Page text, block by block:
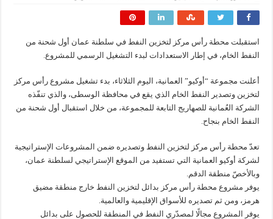
استقبلت محطة رأس مركز لتخزين النفط في سلطنة عمان أول شحنة من
النفط الخام، في إطار الاستعدادات لبدء التشغيل الرسمي للمشروع.
أعلنت مجموعة “أوكيو” العمانية، اليوم الثلاثاء، بدء تشغيل مشروع رأس مركز
لتخزين وتصدير النفط الخام الذي يقع في محافظة الوسطى، والذي تنفّذه
الشركة العُمانية للصهاريج التابعة للمجموعة، من خلال استقبال أول شحنة من
النفط الخام بنجاح.
تعدّ محطة رأس مركز لتخزين النفط وتصديره ضمن المشروعات الإستراتيجية
لشركة أوكيو العمانية التي تستفيد من الموقع الإستراتيجي لسلطنة عمان،
وبالأخصّ منطقة الدقم.
يوفر مشروع محطة رأس مركز بدائل لتخزين النفط خارج منطقة مضيق
هرمز، ومن ثم تصديره للأسواق الإقليمية والعالمية.
يوفر المشروع مجالًا لمصدّري النفط في المنطقة للحصول على بدائل